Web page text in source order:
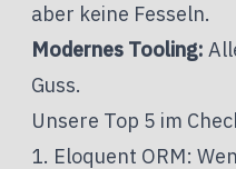
aber keine Fesseln.
Modernes Tooling:
Guss.
Unsere Top 5 im
1. Eloquent ORM: